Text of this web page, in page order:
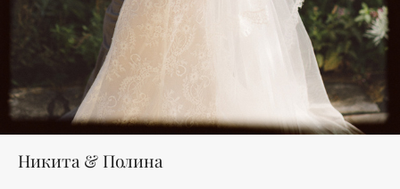
Никита & Полина